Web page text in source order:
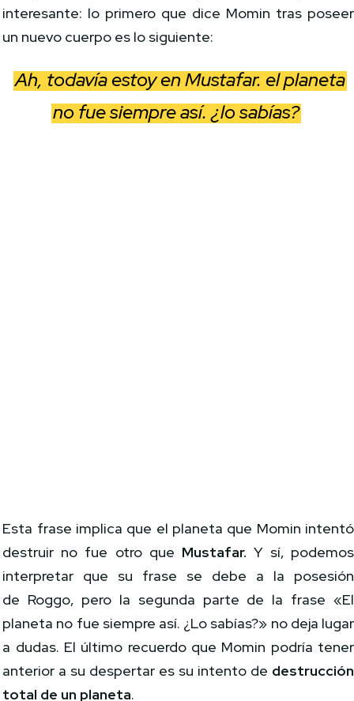
interesante: lo primero que dice Momin tras poseer
un nuevo cuerpo es lo siguiente:
Ah, todavía estoy en Mustafar. el planeta
no fue siempre así. ¿lo sabías?
Esta frase implica que el planeta que Momin intentó
destruir no fue otro que Mustafar. Y sí, podemos
interpretar que su frase se debe a la posesión
de Roggo, pero la segunda parte de la frase «El
planeta no fue siempre así. ¿Lo sabías?» no deja lugar
a dudas. El último recuerdo que Momin podría tener
anterior a su despertar es su intento de destrucción
total de un planeta.